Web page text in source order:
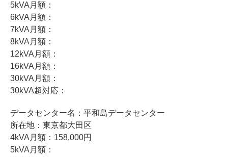
5kVA月額：
6kVA月額：
7kVA月額：
8kVA月額：
12kVA月額：
16kVA月額：
30kVA月額：
30kVA超対応：
データセンター名：平和島データセンター
所在地：東京都大田区
4kVA月額：158,000円
5kVA月額：